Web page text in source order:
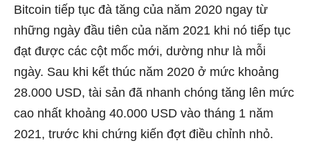
Bitcoin tiếp tục đà tăng của năm 2020 ngay từ
những ngày đầu tiên của năm 2021 khi nó tiếp tục
đạt được các cột mốc mới, dường như là mỗi
ngày. Sau khi kết thúc năm 2020 ở mức khoảng
28.000 USD, tài sản đã nhanh chóng tăng lên mức
cao nhất khoảng 40.000 USD vào tháng 1 năm
2021, trước khi chứng kiến đợt điều chỉnh nhỏ.